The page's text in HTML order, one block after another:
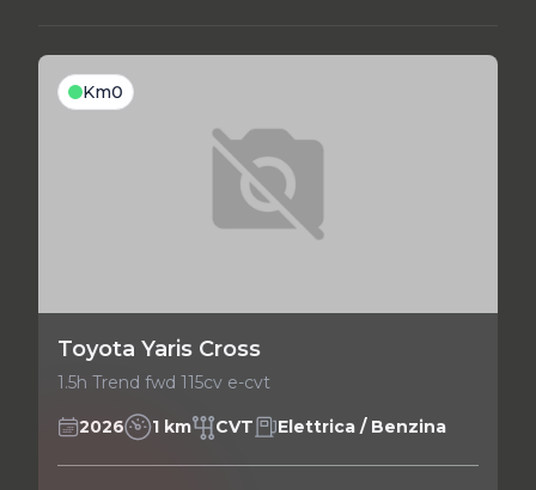
Km0
Toyota Yaris Cross
1.5h Trend fwd 115cv e-cvt
2026 1 km CVT Elettrica / Benzina